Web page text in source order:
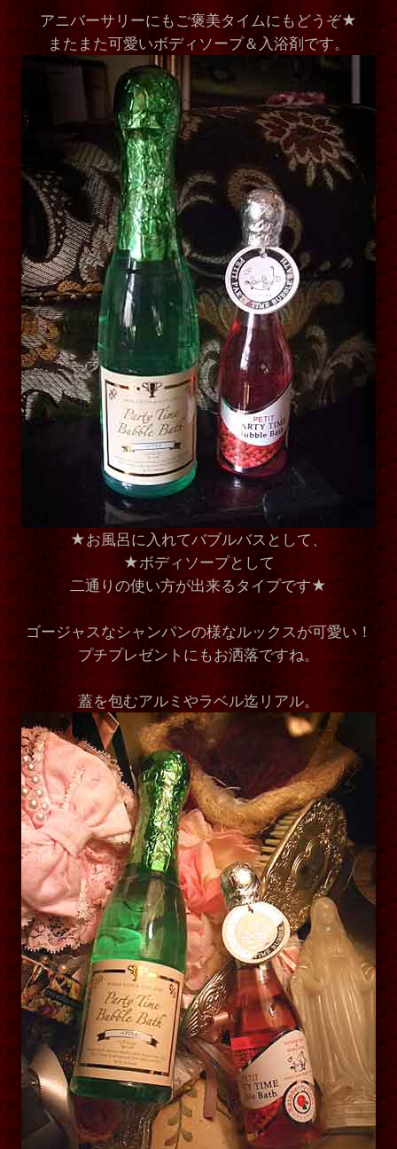
アニバーサリーにもご褒美タイムにもどうぞ★
またまた可愛いボディソープ＆入浴剤です。
★お風呂に入れてバブルバスとして、
★ボディソープとして
二通りの使い方が出来るタイプです★
ゴージャスなシャンパンの様なルックスが可愛い！
プチプレゼントにもお洒落ですね。
蓋を包むアルミやラベル迄リアル。